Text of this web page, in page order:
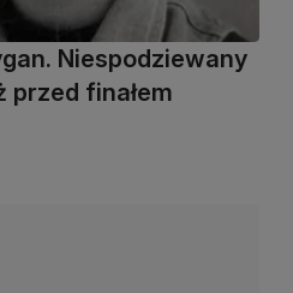
Niespodziewany
finałem